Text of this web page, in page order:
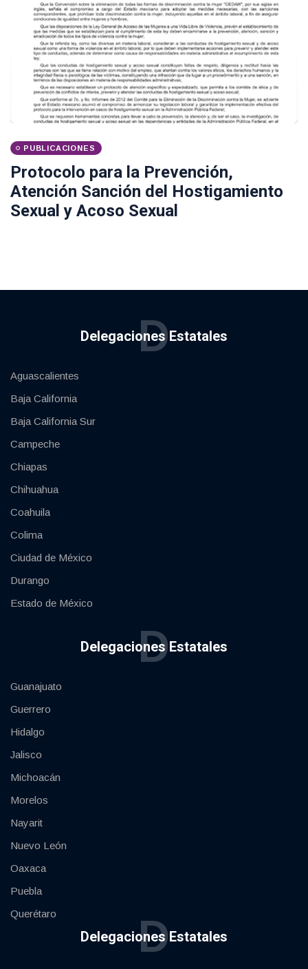
PUBLICACIONES
Protocolo para la Prevención,
Atención Sanción del Hostigamiento
Sexual y Acoso Sexual
Delegaciones Estatales
D
Aguascalientes
Baja California
Baja California Sur
Campeche
Chiapas
Chihuahua
Coahuila
Colima
Ciudad de México
Durango
Estado de México
Delegaciones Estatales
D
Guanajuato
Guerrero
Hidalgo
Jalisco
Michoacán
Morelos
Nayarit
Nuevo León
Oaxaca
Puebla
Querétaro
Delegaciones Estatales
D